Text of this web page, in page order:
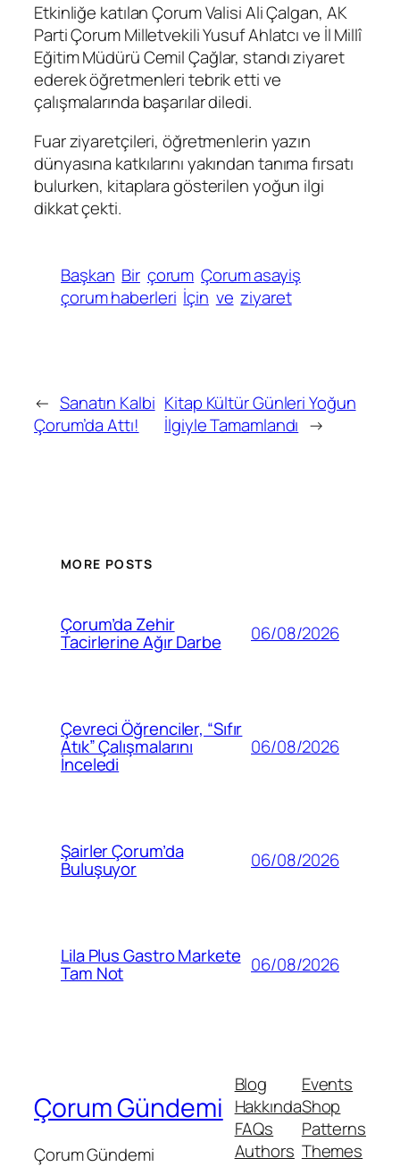
Etkinliğe katılan Çorum Valisi Ali Çalgan, AK
Parti Çorum Milletvekili Yusuf Ahlatcı ve İl Millî
Eğitim Müdürü Cemil Çağlar, standı ziyaret
ederek öğretmenleri tebrik etti ve
çalışmalarında başarılar diledi.
Fuar ziyaretçileri, öğretmenlerin yazın
dünyasına katkılarını yakından tanıma fırsatı
bulurken, kitaplara gösterilen yoğun ilgi
dikkat çekti.
Başkan Bir çorum Çorum asayiş
çorum haberleri İçin ve ziyaret
← Sanatın Kalbi
Çorum’da Attı!
Kitap Kültür Günleri Yoğun
İlgiyle Tamamlandı →
MORE POSTS
Çorum’da Zehir
Tacirlerine Ağır Darbe 06/08/2026
Çevreci Öğrenciler, “Sıfır
Atık” Çalışmalarını
İnceledi
06/08/2026
Şairler Çorum’da
Buluşuyor 06/08/2026
Lila Plus Gastro Markete
Tam Not 06/08/2026
Çorum Gündemi
Çorum Gündemi
Blog
Hakkında
FAQs
Authors
Events
Shop
Patterns
Themes